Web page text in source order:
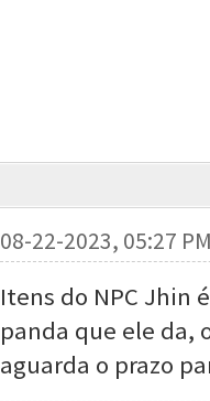
08-22-2023, 05:27
Itens do NPC Jhin
panda que ele da,
aguarda o prazo